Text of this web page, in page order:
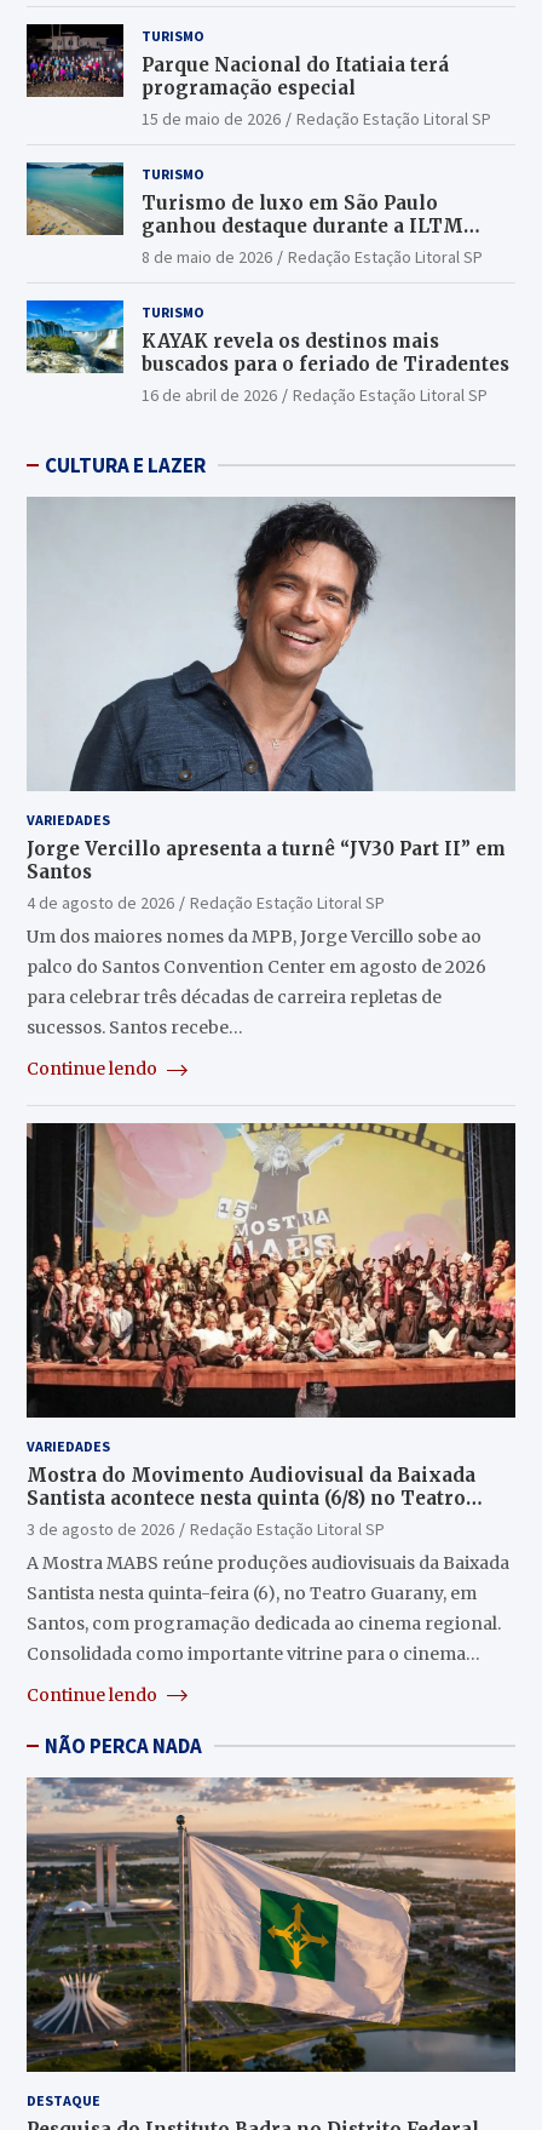
TURISMO
Parque Nacional do Itatiaia terá
programação especial
15 de maio de 2026 Redação Estação Litoral SP
TURISMO
Turismo de luxo em São Paulo
ganhou destaque durante a ILTM
Latin America 2026
8 de maio de 2026 Redação Estação Litoral SP
TURISMO
KAYAK revela os destinos mais
buscados para o feriado de Tiradentes
16 de abril de 2026 Redação Estação Litoral SP
CULTURA E LAZER
VARIEDADES
Jorge Vercillo apresenta a turnê “JV30 Part II” em
Santos
4 de agosto de 2026
Redação Estação Litoral SP
Um dos maiores nomes da MPB, Jorge Vercillo sobe ao
palco do Santos Convention Center em agosto de 2026
para celebrar três décadas de carreira repletas de
sucessos. Santos recebe…
Continue lendo
VARIEDADES
Mostra do Movimento Audiovisual da Baixada
Santista acontece nesta quinta (6/8) no Teatro
Guarany
3 de agosto de 2026
Redação Estação Litoral SP
A Mostra MABS reúne produções audiovisuais da Baixada
Santista nesta quinta-feira (6), no Teatro Guarany, em
Santos, com programação dedicada ao cinema regional.
Consolidada como importante vitrine para o cinema…
Continue lendo
NÃO PERCA NADA
DESTAQUE